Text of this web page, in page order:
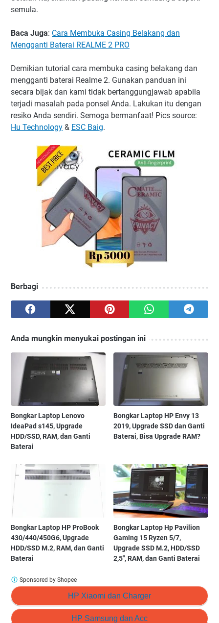
semula.
Baca Juga: Cara Membuka Casing Belakang dan
Mengganti Baterai REALME 2 PRO
Demikian tutorial cara membuka casing belakang dan
mengganti baterai Realme 2. Gunakan panduan ini
secara bijak dan kami tidak bertanggungjawab apabila
terjadi masalah pada ponsel Anda. Lakukan itu dengan
resiko Anda sendiri. Semoga bermanfaat! Pics source:
Hu Technology & ESC Baig.
Berbagi
Anda mungkin menyukai postingan ini
Bongkar Laptop Lenovo
IdeaPad s145, Upgrade
HDD/SSD, RAM, dan Ganti
Baterai
Bongkar Laptop HP Envy 13
2019, Upgrade SSD dan Ganti
Baterai, Bisa Upgrade RAM?
Bongkar Laptop HP ProBook
430/440/450G6, Upgrade
HDD/SSD M.2, RAM, dan Ganti
Baterai
Bongkar Laptop Hp Pavilion
Gaming 15 Ryzen 5/7,
Upgrade SSD M.2, HDD/SSD
2,5", RAM, dan Ganti Baterai
HP Xiaomi dan Charger
HP Samsung dan Acc
Sponsored by Shopee